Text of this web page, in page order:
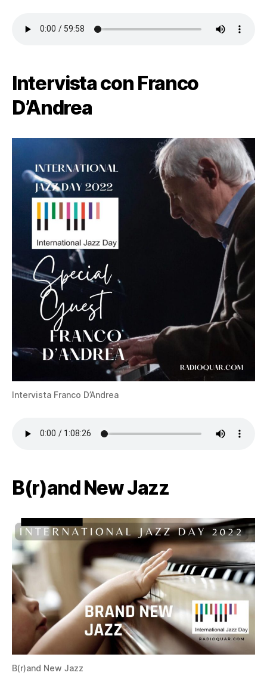
Intervista con Franco
D’Andrea
Intervista Franco D’Andrea
B(r)and New Jazz
B(r)and New Jazz